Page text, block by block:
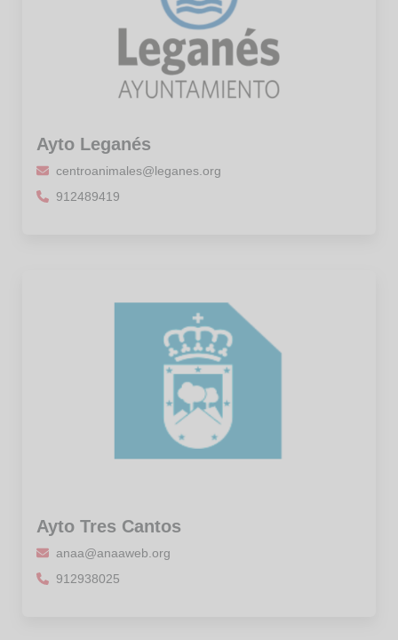
Ayto Leganés
centroanimales@leganes.org
912489419
Ayto Tres Cantos
anaa@anaaweb.org
912938025